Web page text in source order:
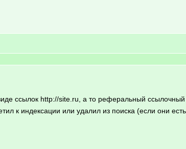
ссылок http://site.ru, а то реферальный
к индексации или удалил из поиска (если они